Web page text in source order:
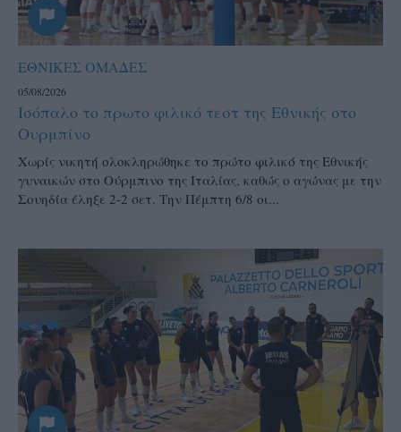
ΕΘΝΙΚΕΣ ΟΜΑΔΕΣ
05/08/2026
Ισόπαλο το πρωτο φιλικό τεστ της Εθνικής στο
Ουρμπίνο
Χωρίς νικητή ολοκληρώθηκε το πρώτο φιλικό της Εθνικής
γυναικών στο Ούρμπινο της Ιταλίας, καθώς ο αγώνας με την
Σουηδία έληξε 2-2 σετ. Την Πέμπτη 6/8 οι...